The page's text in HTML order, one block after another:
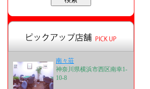
南々荘
神奈川県横浜市西区南幸1-
10-8